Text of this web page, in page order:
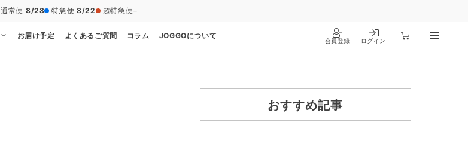
通常便 8/28 特急便 8/22 超特急便−
お届け予定 よくあるご質問 コラム JOGGOについて
会員登録 ログイン
おすすめ記事